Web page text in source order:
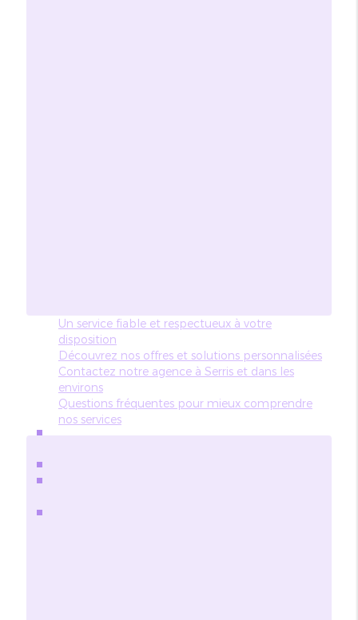
Un service fiable et respectueux à votre
disposition
Découvrez nos offres et solutions personnalisées
Contactez notre agence à Serris et dans les
environs
Questions fréquentes pour mieux comprendre
nos services